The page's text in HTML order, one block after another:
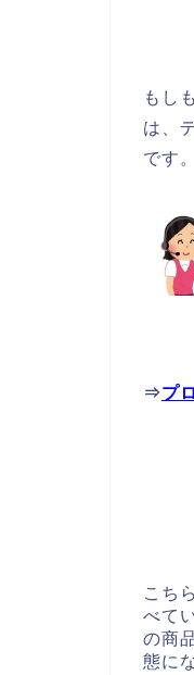
もし
は、
です。
⇒プ
こち
べて
の商
態に